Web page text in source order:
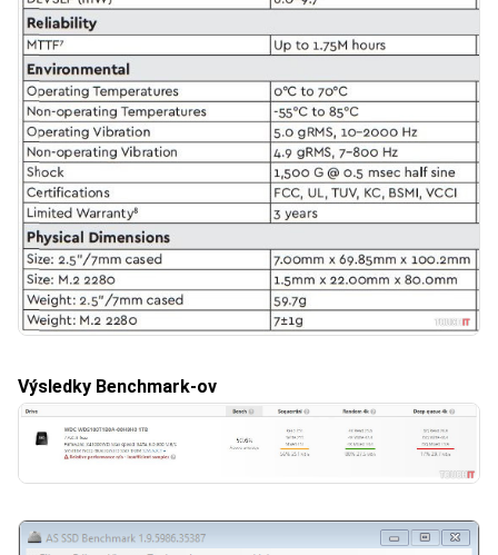
Výsledky Benchmark-ov